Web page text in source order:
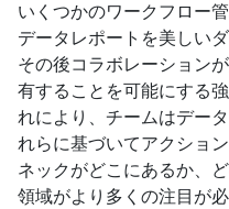
いくつかのワークフロー
データレポートを美しい
その後コラボレーション
有することを可能にする
れにより、チームはデー
れらに基づいてアクショ
ネックがどこにあるか、
領域がより多くの注目が